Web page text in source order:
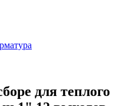
для теплого